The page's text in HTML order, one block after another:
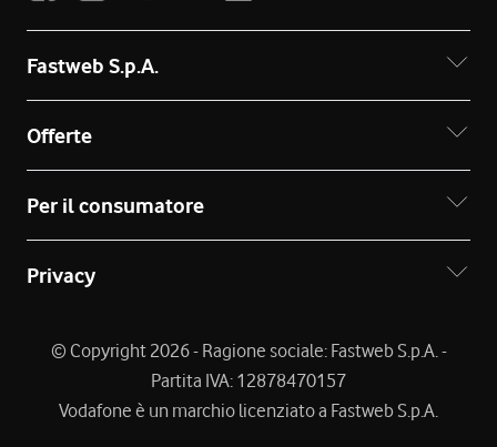
Fastweb S.p.A.
Offerte
Per il consumatore
Privacy
© Copyright 2026 - Ragione sociale: Fastweb S.p.A. -
Partita IVA: 12878470157
Vodafone è un marchio licenziato a Fastweb S.p.A.